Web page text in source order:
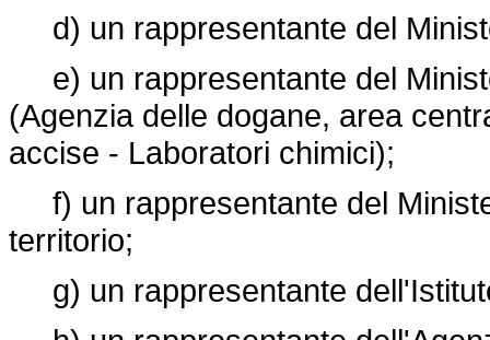
d) un rappresentante del
e) un rappresentante del
(Agenzia delle dogane, area
accise - Laboratori chimici);
f) un rappresentante del
territorio;
g) un rappresentante